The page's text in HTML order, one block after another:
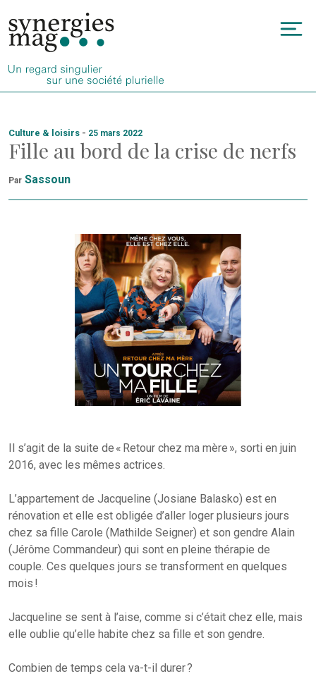
au
contenu
Culture & loisirs - 25 mars 2022
Fille au bord de la crise de nerfs
Par Sassoun
Il s’agit de la suite de « Retour chez ma mère », sorti en juin
2016, avec les mêmes actrices.
L’appartement de Jacqueline (Josiane Balasko) est en
rénovation et elle est obligée d’aller loger plusieurs jours
chez sa fille Carole (Mathilde Seigner) et son gendre Alain
(Jérôme Commandeur) qui sont en pleine thérapie de
couple. Ces quelques jours se transforment en quelques
mois !
Jacqueline se sent à l’aise, comme si c’était chez elle, mais
elle oublie qu’elle habite chez sa fille et son gendre.
Combien de temps cela va-t-il durer ?